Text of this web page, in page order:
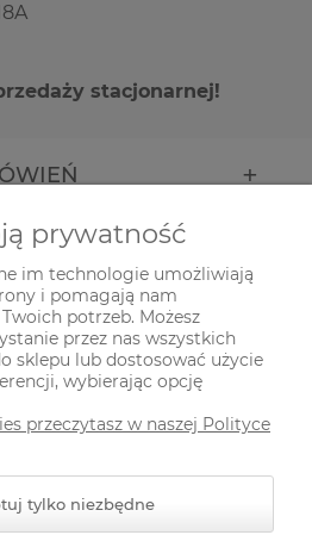
stacjonarnej!
prywatność
im technologie umożliwiają
i pomagają nam
potrzeb. Możesz
przez nas wszystkich
sklepu lub dostosować użycie
wybierając opcję
przeczytasz w naszej Polityce
tylko niezbędne